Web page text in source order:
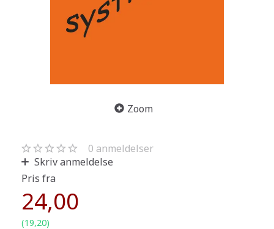
Zoom
0 anmeldelser
Skriv anmeldelse
Pris fra
24,00
(19,20)